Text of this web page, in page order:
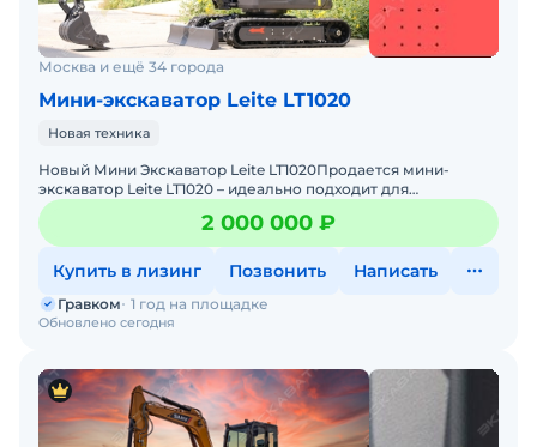
Москва и ещё 34 города
Мини-экскаватор Leite LT1020
Новая техника
Новый Мини Экскаватор Leite LT1020Пpoдaется мини-
экскaвaтop Leite LT1020 – идеально подходит для
:ландшафтных работ, коммунальных работ, копки, бурению
,
2 000 000 ₽
Купить в лизинг Позвонить Написать
Обновлено сегодня
Гравком 1 год на площадке